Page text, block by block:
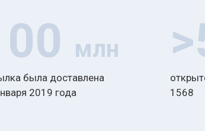
млн
была доставлена
2019 года
1568